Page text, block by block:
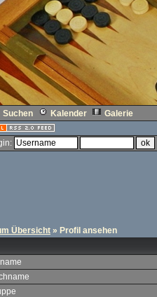
Suchen Kalender Galerie
Übersicht » Profil ansehen